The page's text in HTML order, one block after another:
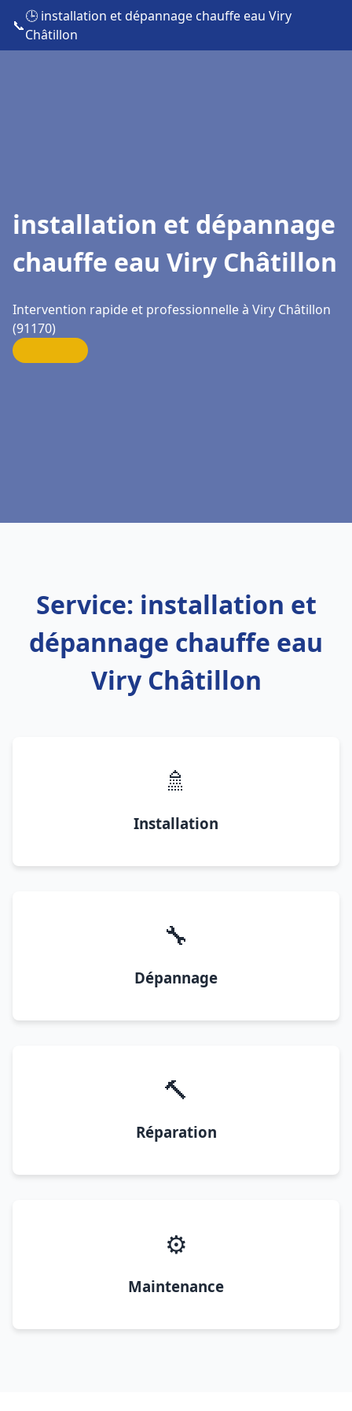
📞
🕒 installation et dépannage chauffe eau Viry
Châtillon
installation et dépannage
chauffe eau Viry Châtillon
Intervention rapide et professionnelle à Viry Châtillon
(91170)
Service: installation et
dépannage chauffe eau
Viry Châtillon
🚿
Installation
🔧
Dépannage
🔨
Réparation
⚙️
Maintenance